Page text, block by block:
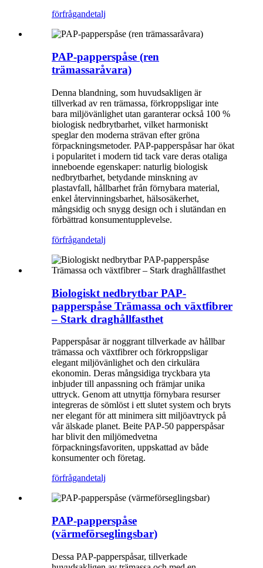
förfrågandetalj
PAP-papperspåse (ren
trämassaråvara)
Denna blandning, som huvudsakligen är
tillverkad av ren trämassa, förkroppsligar inte
bara miljövänlighet utan garanterar också 100 %
biologisk nedbrytbarhet, vilket harmoniskt
speglar den moderna strävan efter gröna
förpackningsmetoder. PAP-papperspåsar har ökat
i popularitet i modern tid tack vare deras otaliga
inneboende egenskaper: naturlig biologisk
nedbrytbarhet, betydande minskning av
plastavfall, hållbarhet från förnybara material,
enkel återvinningsbarhet, hälsosäkerhet,
mångsidig och snygg design och i slutändan en
förbättrad konsumentupplevelse.
förfrågandetalj
Biologiskt nedbrytbar PAP-
papperspåse Trämassa och växtfibrer
– Stark draghållfasthet
Papperspåsar är noggrant tillverkade av hållbar
trämassa och växtfibrer och förkroppsligar
elegant miljövänlighet och den cirkulära
ekonomin. Deras mångsidiga tryckbara yta
inbjuder till anpassning och främjar unika
uttryck. Genom att utnyttja förnybara resurser
integreras de sömlöst i ett slutet system och bryts
ner elegant för att minimera sitt miljöavtryck på
vår älskade planet. Beite PAP-50 papperspåsar
har blivit den miljömedvetna
förpackningsfavoriten, uppskattad av både
konsumenter och företag.
förfrågandetalj
PAP-papperspåse
(värmeförseglingsbar)
Dessa PAP-papperspåsar, tillverkade